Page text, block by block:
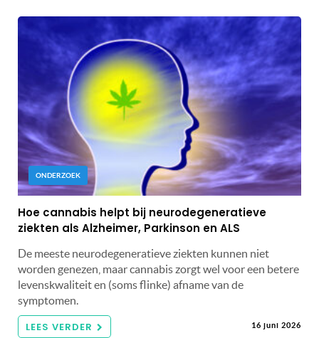
ONDERZOEK
Hoe cannabis helpt bij neurodegeneratieve
ziekten als Alzheimer, Parkinson en ALS
De meeste neurodegeneratieve ziekten kunnen niet
worden genezen, maar cannabis zorgt wel voor een betere
levenskwaliteit en (soms flinke) afname van de
symptomen.
LEES VERDER 16 juni 2026